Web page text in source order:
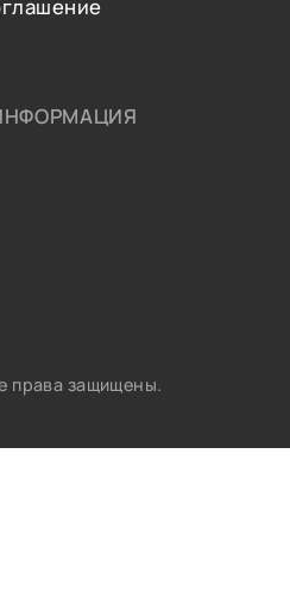
права защищены.